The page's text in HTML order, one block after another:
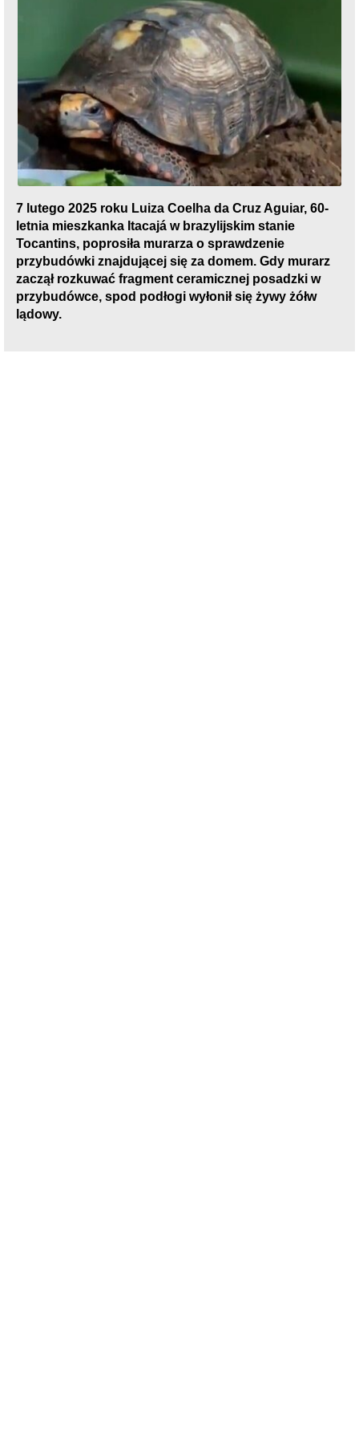
7 lutego 2025 roku Luiza Coelha da Cruz Aguiar, 60-
letnia mieszkanka Itacajá w brazylijskim stanie
Tocantins, poprosiła murarza o sprawdzenie
przybudówki znajdującej się za domem. Gdy murarz
zaczął rozkuwać fragment ceramicznej posadzki w
przybudówce, spod podłogi wyłonił się żywy żółw
lądowy.